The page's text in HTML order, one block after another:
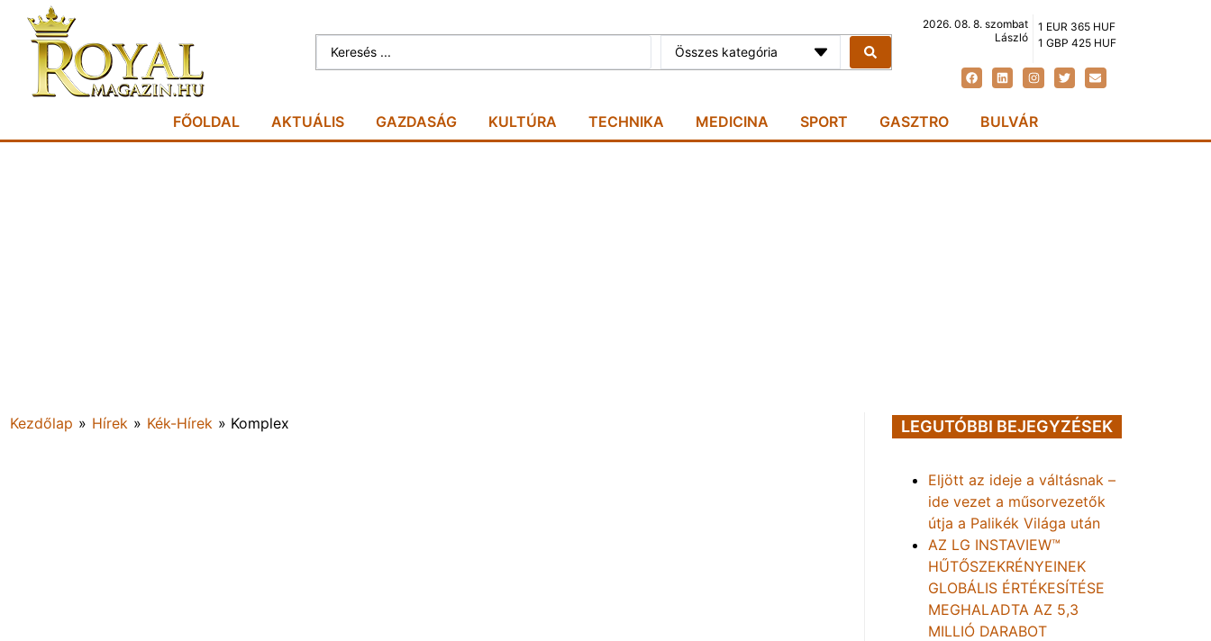
Összes kategória
2026. 08. 8. szombat
László
1 EUR 365 HUF
1 GBP 425 HUF
FŐOLDAL AKTUÁLIS GAZDASÁG KULTÚRA TECHNIKA MEDICINA SPORT GASZTRO BULVÁR
Kezdőlap » Hírek » Kék-Hírek » Komplex LEGUTÓBBI BEJEGYZÉSEK
Eljött az ideje a váltásnak –
ide vezet a műsorvezetők
útja a Palikék Világa után
AZ LG INSTAVIEW™
HŰTŐSZEKRÉNYEINEK
GLOBÁLIS ÉRTÉKESÍTÉSE
MEGHALADTA AZ 5,3
MILLIÓ DARABOT